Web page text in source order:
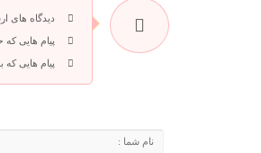
دیدگاه های
پیام هایی که
پیام هایی که